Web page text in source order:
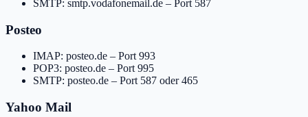
SMTP: smtp.vodafonemail.de – Port 587
Posteo
IMAP: posteo.de – Port 993
POP3: posteo.de – Port 995
SMTP: posteo.de – Port 587 oder 465
Yahoo Mail